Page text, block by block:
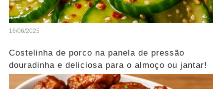
16/06/2025
Costelinha de porco na panela de pressão
douradinha e deliciosa para o almoço ou jantar!